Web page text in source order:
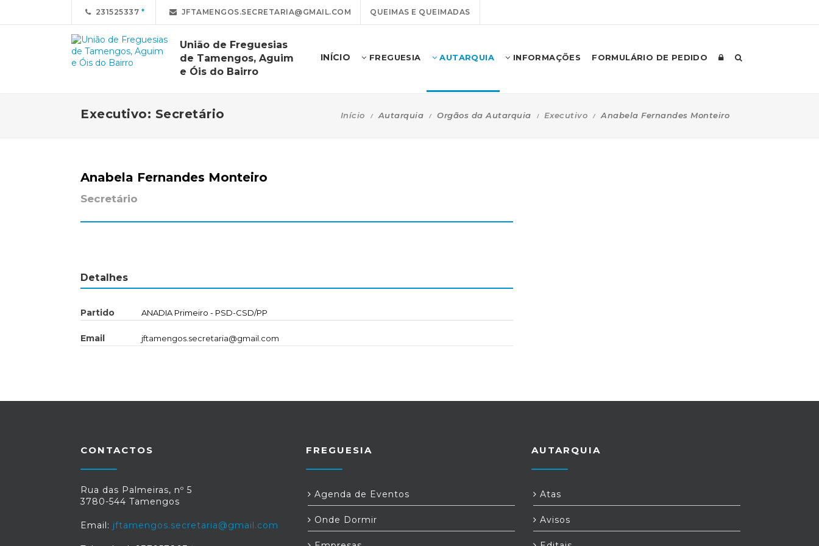
231525337 JFTAMENGOS.SECRETARIA@GMAIL.COM QUEIMAS E QUEIMADAS
União de Freguesias
de Tamengos, Aguim
e Óis do Bairro
INÍCIO FREGUESIA AUTARQUIA INFORMAÇÕES FORMULÁRIO DE PEDIDO
Executivo: Secretário Início Autarquia Orgãos da Autarquia Executivo Anabela Fernandes Monteiro
Anabela Fernandes Monteiro
Secretário
Detalhes
Partido ANADIA Primeiro - PSD-CSD/PP
Email jftamengos.secretaria@gmail.com
CONTACTOS
Rua das Palmeiras, nº 5
3780-544 Tamengos
Email: jftamengos.secretaria@gmail.com
FREGUESIA
Agenda de Eventos
Onde Dormir
AUTARQUIA
Atas
Avisos